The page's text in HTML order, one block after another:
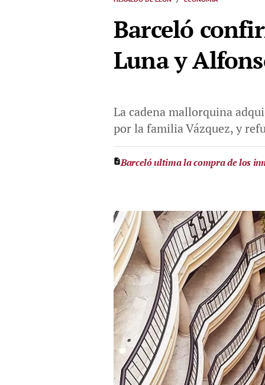
Barceló
Luna y
La cadena mallorquina
por la familia Vázquez, y
Barceló ultima la compra de los